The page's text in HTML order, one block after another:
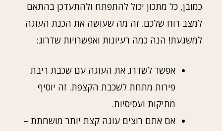
כמובן, כל מתכון יכול להתפתח ולהתעדכן בהתאם
למצב רוח שלכם. זה מה שעושה את הכנת העוגה
למשגעת! הנה כמה רעיונות ואפשרויות שדרוג:
אפשר לשדרג את העוגה עם שכבת ריבת
פירות מתחת לשכבת הקצפת. זה יוסיף
מתיקות ועסיסיות.
אם אתם רוצים עוגה קצת יותר מושחתת –